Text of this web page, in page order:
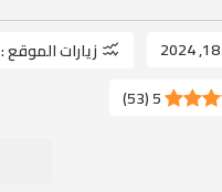
زيارات الموقع :
5
(
53
)